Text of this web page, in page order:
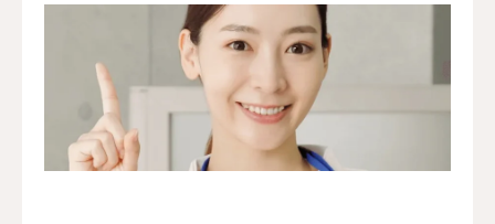
当院について
採用情報